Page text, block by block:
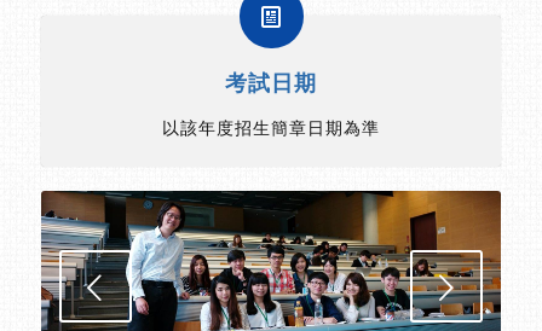
考試日期
以該年度招生簡章日期為準
下一頁